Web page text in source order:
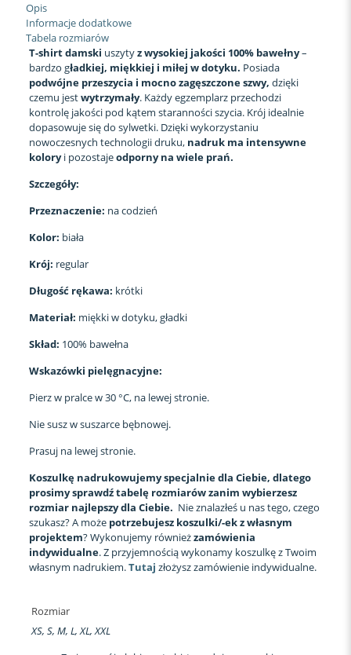
Opis
Informacje dodatkowe
Tabela rozmiarów
T-shirt damski uszytyz wysokiej jakości 100% bawełny–
bardzo gładkiej, miękkiej i miłej w dotyku. Posiada
podwójne przeszycia i mocno zagęszczone szwy, dzięki
czemu jestwytrzymały. Każdy egzemplarz przechodzi
kontrolę jakości pod kątem staranności szycia. Krój idealnie
dopasowuje się do sylwetki. Dzięki wykorzystaniu
nowoczesnych technologii druku, nadruk ma intensywne
koloryi pozostajeodporny na wiele prań.
Szczegóły:
Przeznaczenie: na codzień
Kolor: biała
Krój: regular
Długość rękawa: krótki
Materiał: miękki w dotyku, gładki
Skład: 100% bawełna
Wskazówki pielęgnacyjne:
Pierz w pralce w 30 °C, na lewej stronie.
Nie susz w suszarce bębnowej.
Prasuj na lewej stronie.
Koszulkę nadrukowujemy specjalnie dla Ciebie, dlatego
prosimy sprawdź tabelę rozmiarów zanim wybierzesz
rozmiar najlepszy dla Ciebie. Nie znalazłeś u nas tego, czego
szukasz? A może potrzebujesz koszulki/-ek z własnym
projektem? Wykonujemy równieżzamówienia
indywidualne. Z przyjemnością wykonamy koszulkę z Twoim
własnym nadrukiem.Tutaj złożysz zamówienie indywidualne.
Rozmiar
XS, S, M, L, XL, XXL